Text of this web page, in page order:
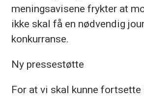
meningsavisene frykter at
ikke skal få en nødvendig
konkurranse.
Ny pressestøtte
For at vi skal kunne fortsette